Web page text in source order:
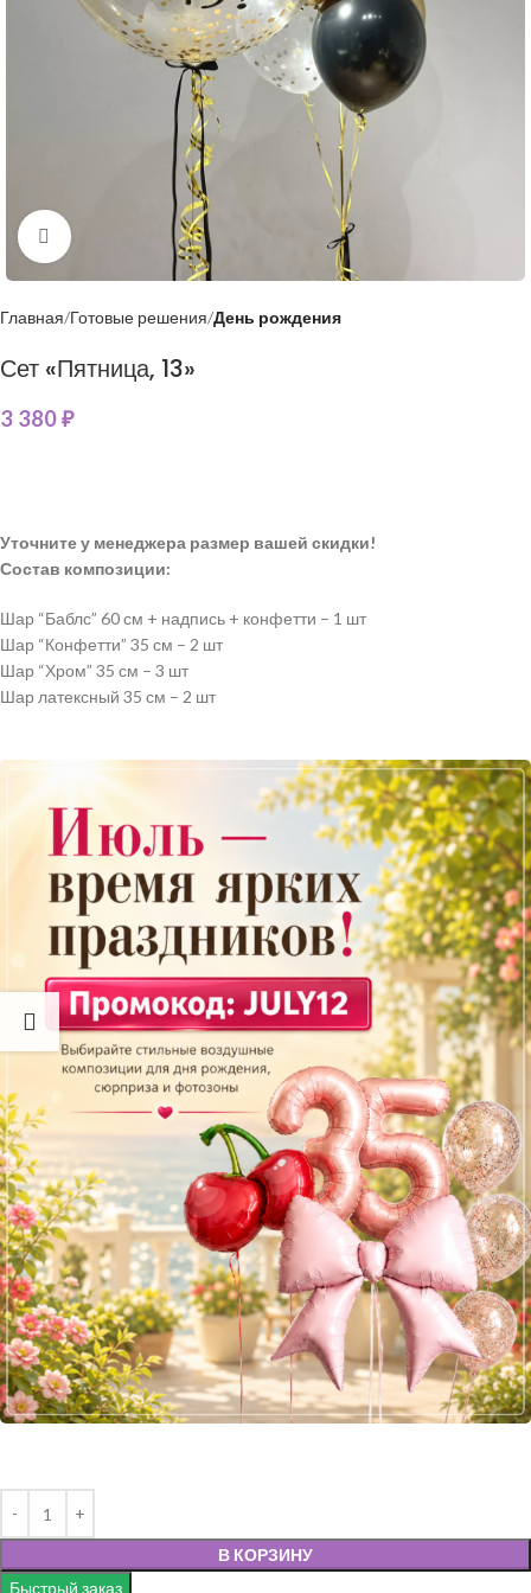
Нажмите, чтобы увеличить
Главная Готовые решения День рождения
Сет «Пятница, 13»
3 380₽
Уточните у менеджера размер вашей скидки!
Состав композиции:
Шар “Баблс” 60 см + надпись + конфетти – 1 шт
Шар “Конфетти” 35 см – 2 шт
Шар “Хром” 35 см – 3 шт
Шар латексный 35 см – 2 шт
В КОРЗИНУ
Быстрый заказ